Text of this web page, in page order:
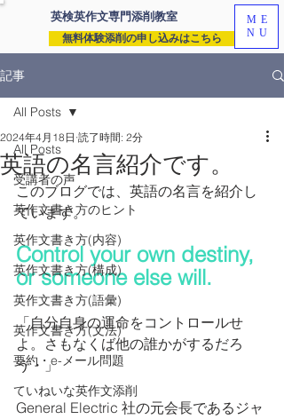
英検英作文専門添削教室
無料体験添削の申し込みはこちら
ME
NU
記事
All Posts
受講者の声
英作文書き方のヒント
英作文書き方(内容)
英作文書き方(構成)
英作文書き方(語彙)
英作文書き方(文法)
要約・e-メール問題
ていねいな英作文添削
All Posts
英語の名言紹介です。
2024年4月18日 読了時間: 2分
このブログでは、英語の名言を紹介し
ています。
Control your own destiny,
or someone else will.
「自分自身の運命をコントロールせ
よ。さもなくば他の誰かがするだろ
う・」
General Electric 社の元会長であるジャ